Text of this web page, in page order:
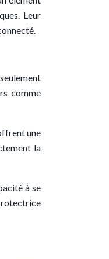
Leur
comme
une
la
à se